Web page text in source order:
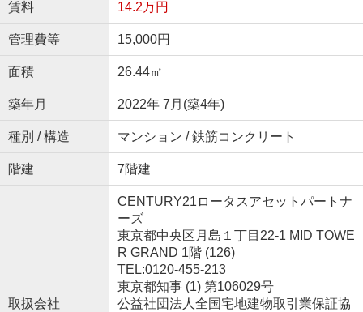
賃料 14.2万円
管理費等 15,000円
面積 26.44㎡
築年月 2022年 7月(築4年)
種別 / 構造 マンション / 鉄筋コンクリート
階建 7階建
取扱会社
CENTURY21ロータスアセットパートナ
ーズ
東京都中央区月島１丁目22-1 MID TOWE
R GRAND 1階 (126)
TEL:0120-455-213
東京都知事 (1) 第106029号
公益社団法人全国宅地建物取引業保証協